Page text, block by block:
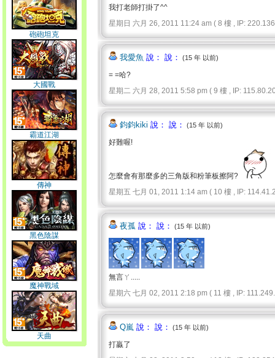
砲砲坦克
大國戰
霸道江湖
傳神
黑色陰謀
魔神戰域
天曲
我打老師打掛了^^
星期日 六月 26, 2011 11:24 am ( 8 樓 , IP:
我愛魚 說： 說： (15 年 以前)
= =哈?
星期二 六月 28, 2011 5:58 pm ( 9 樓 , IP:
鈞鈞kiki 說： 說： (15 年 以前)
好難喔!
怎麼會有那麼多的三角版和粉筆板擦阿?
星期五 七月 01, 2011 1:14 am ( 10 樓 , IP:
夜孤 說： 說： (15 年 以前)
無言ㄚ.....
星期六 七月 02, 2011 2:18 pm ( 11 樓 , IP:
Q嵐 說： 說： (15 年 以前)
打贏了